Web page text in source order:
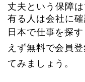
丈夫という保障
有る人は会社に
日本で仕事を探
えず無料で会員
てみましょう。